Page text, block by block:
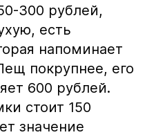
300 рублей,
есть
напоминает
покрупнее, его
600 рублей.
стоит 150
значение